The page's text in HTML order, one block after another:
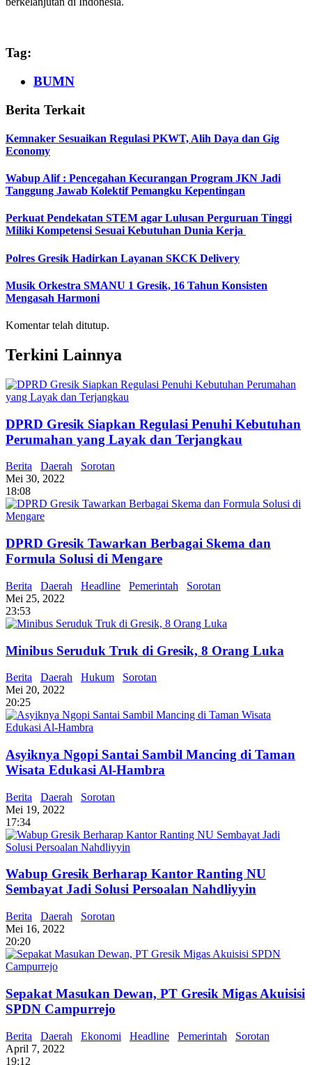
Tag:
BUMN
Berita Terkait
Kemnaker Sesuaikan Regulasi PKWT, Alih Daya dan Gig
Economy
Wabup Alif : Pencegahan Kecurangan Program JKN Jadi
Tanggung Jawab Kolektif Pemangku Kepentingan
Perkuat Pendekatan STEM agar Lulusan Perguruan Tinggi
Miliki Kompetensi Sesuai Kebutuhan Dunia Kerja
Polres Gresik Hadirkan Layanan SKCK Delivery
Musik Orkestra SMANU 1 Gresik, 16 Tahun Konsisten
Mengasah Harmoni
Komentar telah ditutup.
Terkini Lainnya
DPRD Gresik Siapkan Regulasi Penuhi Kebutuhan
Perumahan yang Layak dan Terjangkau
Berita Daerah
Sorotan
Mei 30, 2022
18:08
DPRD Gresik Tawarkan Berbagai Skema dan
Formula Solusi di Mengare
Berita Daerah Headline Pemerintah
Sorotan
Mei 25, 2022
23:53
Minibus Seruduk Truk di Gresik, 8 Orang Luka
Berita Daerah Hukum
Sorotan
Mei 20, 2022
20:25
Asyiknya Ngopi Santai Sambil Mancing di Taman
Wisata Edukasi Al-Hambra
Berita Daerah
Sorotan
Mei 19, 2022
17:34
Wabup Gresik Berharap Kantor Ranting NU
Sembayat Jadi Solusi Persoalan Nahdliyyin
Berita Daerah
Sorotan
Mei 16, 2022
20:20
Sepakat Masukan Dewan, PT Gresik Migas Akuisisi
SPDN Campurrejo
Berita Daerah Ekonomi Headline Pemerintah
Sorotan
April 7, 2022
19:12